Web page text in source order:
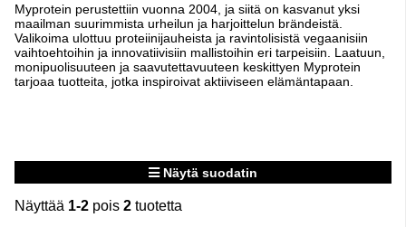
Myprotein perustettiin vuonna 2004, ja siitä on kasvanut yksi
maailman suurimmista urheilun ja harjoittelun brändeistä.
Valikoima ulottuu proteiinijauheista ja ravintolisistä vegaanisiin
vaihtoehtoihin ja innovatiivisiin mallistoihin eri tarpeisiin. Laatuun,
monipuolisuuteen ja saavutettavuuteen keskittyen Myprotein
tarjoaa tuotteita, jotka inspiroivat aktiiviseen elämäntapaan.
Näytä suodatin
Näyttää 1-2 pois 2 tuotetta